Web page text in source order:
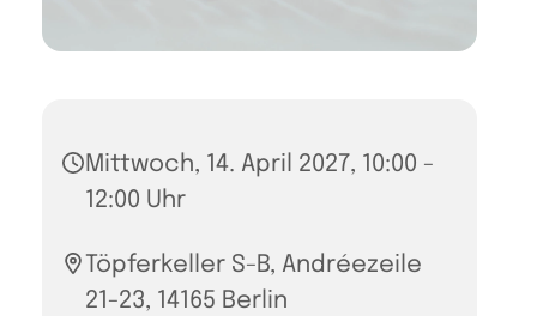
Mittwoch, 14. April 2027, 10:00 -
12:00 Uhr
Töpferkeller S-B, Andréezeile
21-23, 14165 Berlin